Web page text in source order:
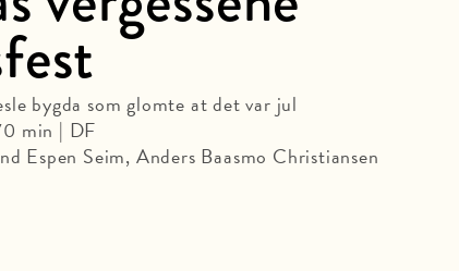
bygda som glomte at det var jul
min | DF
Espen Seim, Anders Baasmo Christiansen